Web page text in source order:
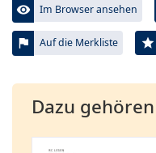
visibility Im Browser ansehen
flag Auf die Merkliste star
Dazu gehören